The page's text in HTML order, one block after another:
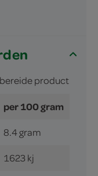
product
per 100 gram
8.4 gram
1623 kj